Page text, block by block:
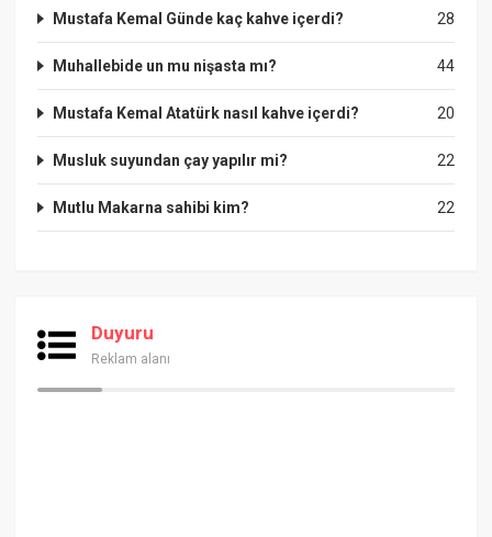
28
Mustafa Kemal Günde kaç kahve içerdi?
44
Muhallebide un mu nişasta mı?
20
Mustafa Kemal Atatürk nasıl kahve içerdi?
22
Musluk suyundan çay yapılır mi?
22
Mutlu Makarna sahibi kim?
Duyuru
Reklam alanı